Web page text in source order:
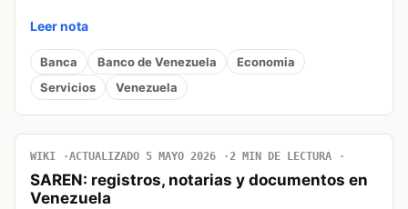
Leer nota
Banca Banco de Venezuela
Economia
Servicios
Venezuela
WIKI ACTUALIZADO 5 MAYO 2026 2 MIN DE LECTURA
SAREN: registros, notarias y documentos en
Venezuela